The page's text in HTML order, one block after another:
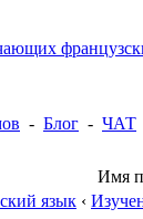
- Блог - ЧАТ
Имя
язык ‹